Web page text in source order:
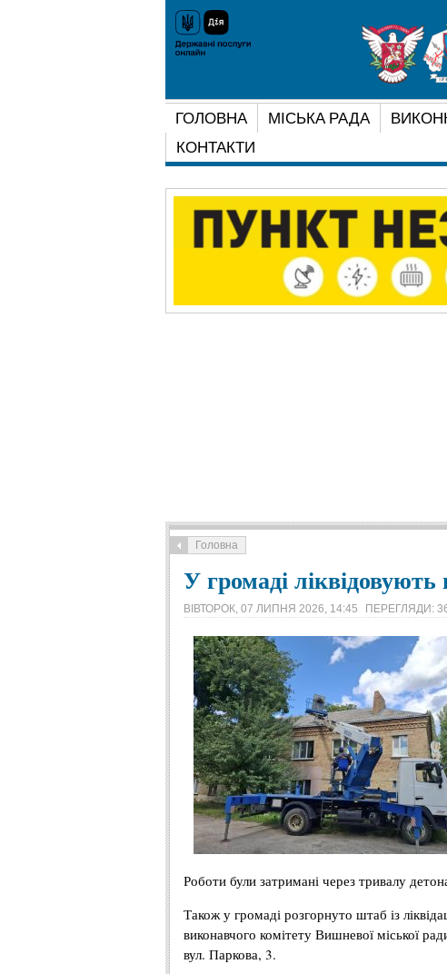
ГОЛОВНА МІСЬКА РАДА
КОНТАКТИ
Головна
У громаді
ВІВТОРОК, 07 ЛИПНЯ 2026, 14:45 ПЕРЕГЛЯДИ:
Роботи були затримані через тривалу
Також у громаді розгорнуто штаб із
виконавчого комітету Вишневої міської
вул. Паркова, 3.